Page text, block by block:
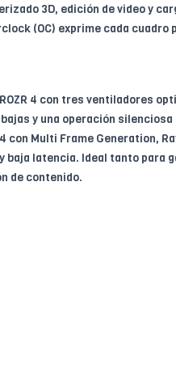
3D, edición de video y
(OC) exprime cada cuadro
4 con tres ventiladores
y una operación
con Multi Frame Generation,
baja latencia. Ideal tanto para
de contenido.